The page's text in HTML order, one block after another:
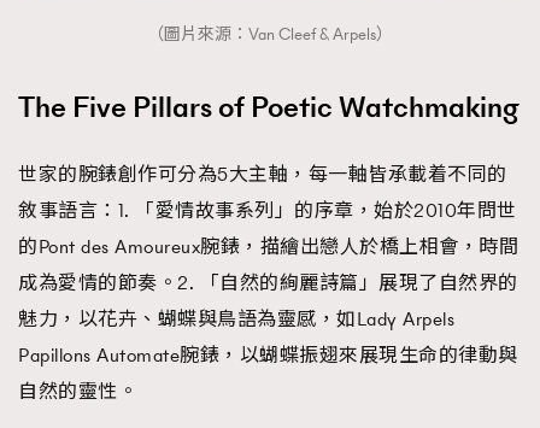
（圖片來源：Van Cleef & Arpels）
The Five Pillars of Poetic Watchmaking
世家的腕錶創作可分為5大主軸，每一軸皆承載着不同的
敘事語言：1. 「愛情故事系列」的序章，始於2010年問世
的Pont des Amoureux腕錶，描繪出戀人於橋上相會，時間
成為愛情的節奏。2. 「自然的絢麗詩篇」展現了自然界的
魅力，以花卉、蝴蝶與鳥語為靈感，如Lady Arpels
Papillons Automate腕錶，以蝴蝶振翅來展現生命的律動與
自然的靈性。